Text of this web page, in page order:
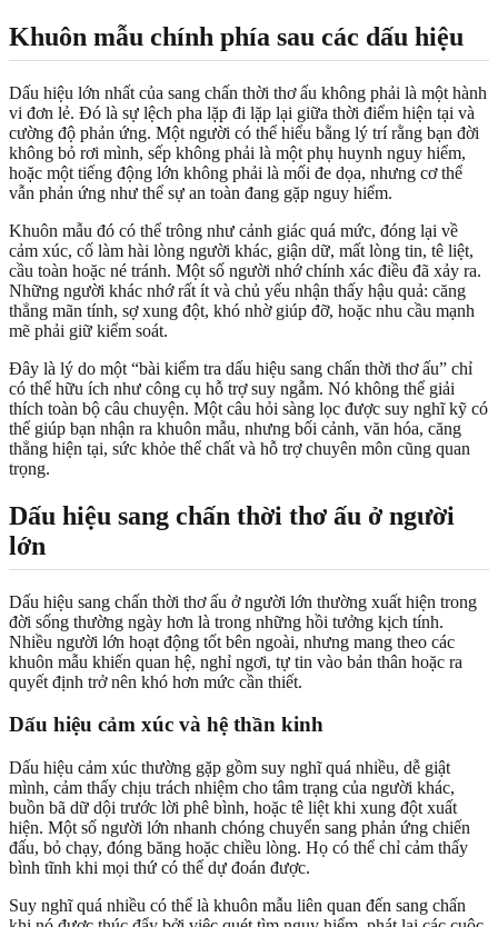
Khuôn mẫu chính phía sau các dấu hiệu
Dấu hiệu lớn nhất của sang chấn thời thơ ấu không phải là một hành
vi đơn lẻ. Đó là sự lệch pha lặp đi lặp lại giữa thời điểm hiện tại và
cường độ phản ứng. Một người có thể hiểu bằng lý trí rằng bạn đời
không bỏ rơi mình, sếp không phải là một phụ huynh nguy hiểm,
hoặc một tiếng động lớn không phải là mối đe dọa, nhưng cơ thể
vẫn phản ứng như thể sự an toàn đang gặp nguy hiểm.
Khuôn mẫu đó có thể trông như cảnh giác quá mức, đóng lại về
cảm xúc, cố làm hài lòng người khác, giận dữ, mất lòng tin, tê liệt,
cầu toàn hoặc né tránh. Một số người nhớ chính xác điều đã xảy ra.
Những người khác nhớ rất ít và chủ yếu nhận thấy hậu quả: căng
thẳng mãn tính, sợ xung đột, khó nhờ giúp đỡ, hoặc nhu cầu mạnh
mẽ phải giữ kiểm soát.
Đây là lý do một “bài kiểm tra dấu hiệu sang chấn thời thơ ấu” chỉ
có thể hữu ích như công cụ hỗ trợ suy ngẫm. Nó không thể giải
thích toàn bộ câu chuyện. Một câu hỏi sàng lọc được suy nghĩ kỹ có
thể giúp bạn nhận ra khuôn mẫu, nhưng bối cảnh, văn hóa, căng
thẳng hiện tại, sức khỏe thể chất và hỗ trợ chuyên môn cũng quan
trọng.
Dấu hiệu sang chấn thời thơ ấu ở người
lớn
Dấu hiệu sang chấn thời thơ ấu ở người lớn thường xuất hiện trong
đời sống thường ngày hơn là trong những hồi tưởng kịch tính.
Nhiều người lớn hoạt động tốt bên ngoài, nhưng mang theo các
khuôn mẫu khiến quan hệ, nghỉ ngơi, tự tin vào bản thân hoặc ra
quyết định trở nên khó hơn mức cần thiết.
Dấu hiệu cảm xúc và hệ thần kinh
Dấu hiệu cảm xúc thường gặp gồm suy nghĩ quá nhiều, dễ giật
mình, cảm thấy chịu trách nhiệm cho tâm trạng của người khác,
buồn bã dữ dội trước lời phê bình, hoặc tê liệt khi xung đột xuất
hiện. Một số người lớn nhanh chóng chuyển sang phản ứng chiến
đấu, bỏ chạy, đóng băng hoặc chiều lòng. Họ có thể chỉ cảm thấy
bình tĩnh khi mọi thứ có thể dự đoán được.
Suy nghĩ quá nhiều có thể là khuôn mẫu liên quan đến sang chấn